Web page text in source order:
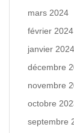
mars 2024
février 2024
janvier 2024
décembre
novembre
octobre
septembre